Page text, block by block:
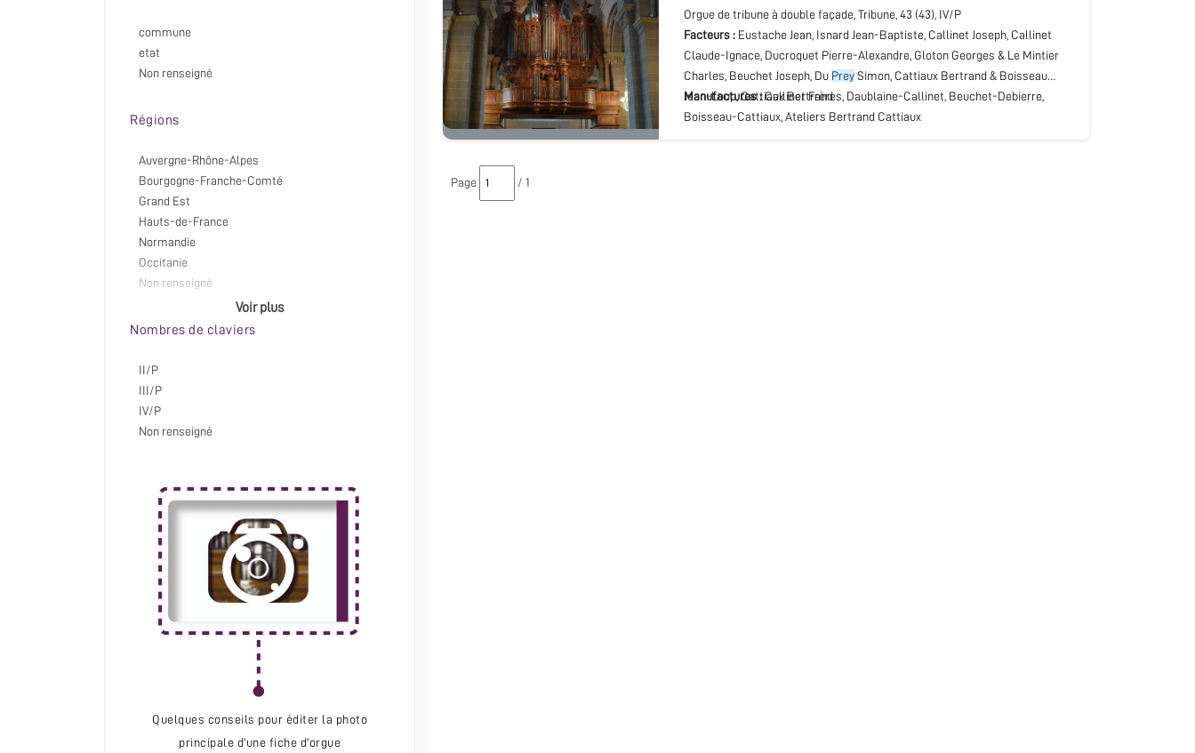
commune
etat
Non renseigné
Régions
Auvergne-Rhône-Alpes
Bourgogne-Franche-Comté
Grand Est
Hauts-de-France
Normandie
Occitanie
Non renseigné
Voir plus
Nombres de claviers
II/P
III/P
IV/P
Non renseigné
Quelques conseils pour éditer la photo
principale d'une fiche d'orgue
Orgue de tribune à double façade, Tribune, 43 (43), IV/P
Facteurs : Eustache Jean, Isnard Jean-Baptiste, Callinet Joseph, Callinet
Claude-Ignace, Ducroquet Pierre-Alexandre, Gloton Georges & Le Mintier
Charles, Beuchet Joseph, Du PreySimon, Cattiaux Bertrand & Boisseau
Jean-Loup, Cattiaux Bertrand
Manufactures : Callinet Frères, Daublaine-Callinet, Beuchet-Debierre,
Boisseau-Cattiaux, Ateliers Bertrand Cattiaux
Page / 1